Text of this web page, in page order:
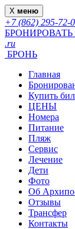
X меню
+7 (862) 295-72-
БРОНИРОВАТЬ
.ru
БРОНЬ
Главная
Купить
ЦЕНЫ
Номера
Питание
Пляж
Сервис
Лечение
Дети
Фото
Об
Отзывы
Трансфер
Контакты